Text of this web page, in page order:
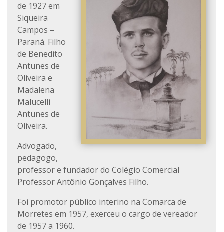
de 1927 em
Siqueira
Campos –
Paraná. Filho
de Benedito
Antunes de
Oliveira e
Madalena
Malucelli
Antunes de
Oliveira.
Advogado,
pedagogo,
professor e fundador do Colégio Comercial
Professor Antônio Gonçalves Filho.
Foi promotor público interino na Comarca de
Morretes em 1957, exerceu o cargo de vereador
de 1957 a 1960.